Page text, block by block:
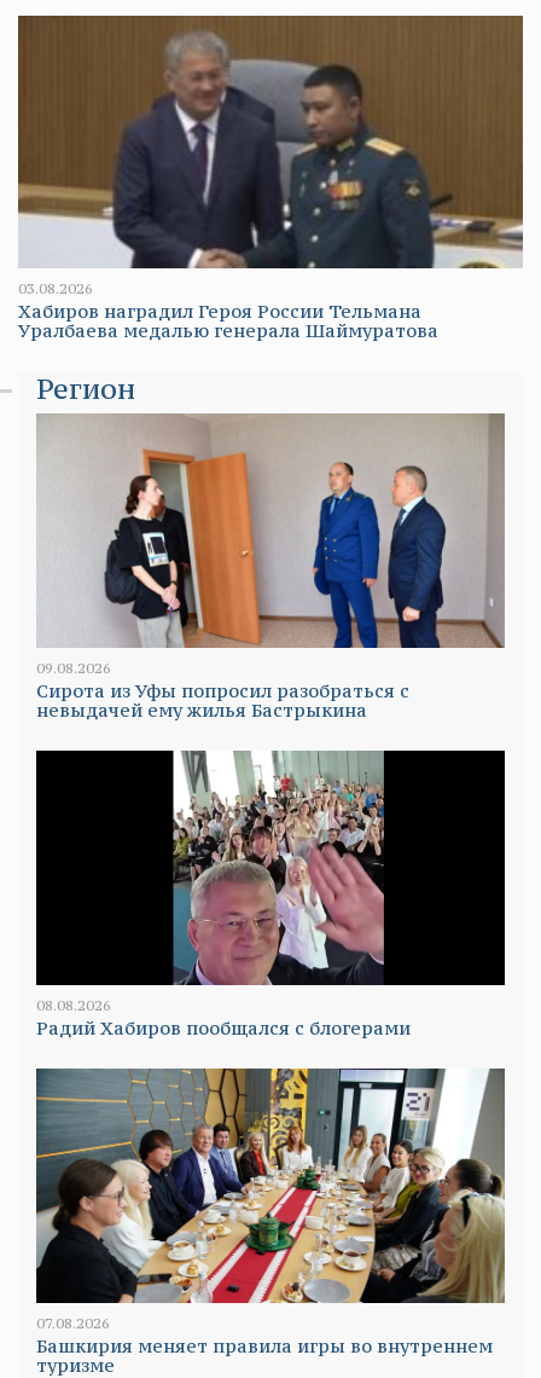
03.08.2026
Хабиров наградил Героя России Тельмана
Уралбаева медалью генерала Шаймуратова
Регион
09.08.2026
Сирота из Уфы попросил разобраться с
невыдачей ему жилья Бастрыкина
08.08.2026
Радий Хабиров пообщался с блогерами
07.08.2026
Башкирия меняет правила игры во внутреннем
туризме